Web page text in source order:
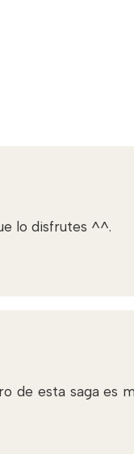
lo disfrutes ^^.
de esta saga es